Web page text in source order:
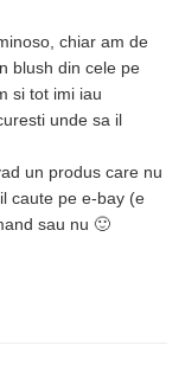
chiar am de
blush din cele pe
si tot imi iau
unde sa il
un produs care nu
caute pe e-bay (e
sau nu 🙂